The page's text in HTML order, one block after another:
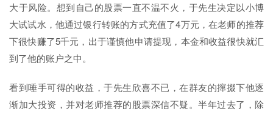
大于风险。想到自己的股票一直不温不火，于先生决定以小博
大试试水，他通过银行转账的方式充值了4万元，在老师的推荐
下很快赚了5千元，出于谨慎他申请提现，本金和收益很快就汇
到了他的账户之中。
看到唾手可得的收益，于先生欣喜不已，在群友的撺掇下他逐
渐加大投资，并对老师推荐的股票深信不疑。半年过去了，除